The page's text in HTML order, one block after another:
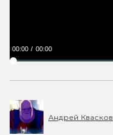
00:00 00:00
Андрей Квасков